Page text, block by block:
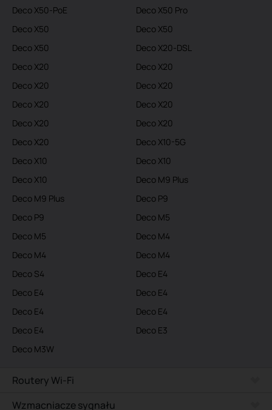
Deco X50-PoE
Deco X50 Pro
Deco X50
Deco X50
Deco X50
Deco X20-DSL
Deco X20
Deco X20
Deco X20
Deco X20
Deco X20
Deco X20
Deco X20
Deco X20
Deco X20
Deco X10-5G
Deco X10
Deco X10
Deco X10
Deco M9 Plus
Deco M9 Plus
Deco P9
Deco P9
Deco M5
Deco M5
Deco M4
Deco M4
Deco M4
Deco S4
Deco E4
Deco E4
Deco E4
Deco E4
Deco E4
Deco E4
Deco E3
Deco M3W
Routery Wi-Fi
Wzmacniacze sygnału